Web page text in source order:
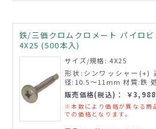
鉄/三価クロムクロメート パイロ
4X25 (500本入)
サイズ/規格: 4X25
形状:シンワッシャー(+)
径:10.5～11mm 材質:鉄
販売価格(税込)： ￥3,988
※本数により価格が異なる商
での価格となります。